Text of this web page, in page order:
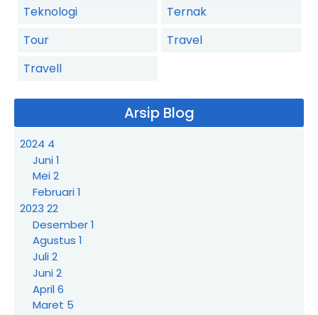
Teknologi
Ternak
Tour
Travel
Travell
Arsip Blog
2024 4
Juni1
Mei2
Februari1
2023 22
Desember1
Agustus 1
Juli2
Juni2
April6
Maret 5